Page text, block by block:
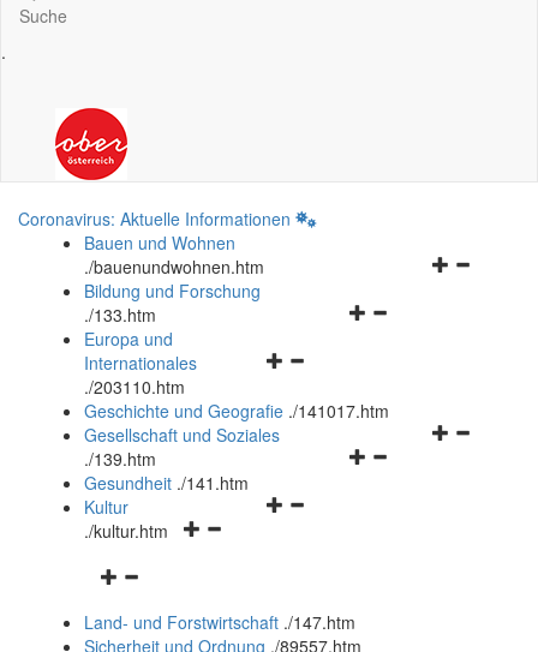
Suche
.
Coronavirus: Aktuelle Informationen
Bauen und Wohnen
./bauenundwohnen.htm
Navigationsmenü
Bildung und Forschung
./133.htm
Navigationsmenü
und
schließen
Europa und
Internationales
./203110.htm
Geschichte und Geografie ./141017.htm
Navigationsmenü
Gesellschaft und Soziales
./139.htm
Navigationsmenü
Gesundheit ./141.htm
Navigationsmenü
Kultur
./kultur.htm
Navigationsmenü
und
schließen
Land- und Forstwirtschaft ./147.htm
Sicherheit und Ordnung ./89557.htm